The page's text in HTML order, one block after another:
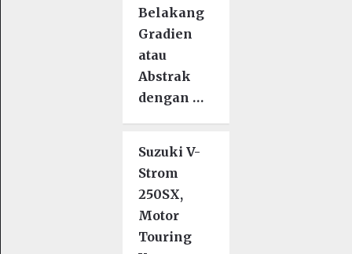
Belakang
Gradien
atau
Abstrak
dengan …
Suzuki V-
Strom
250SX,
Motor
Touring